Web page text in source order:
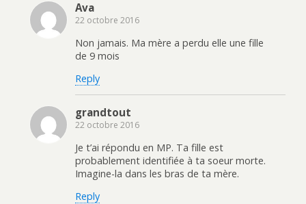
Ava
22 octobre 2016
Non jamais. Ma mère a perdu elle une fille
de 9 mois
Reply
grandtout
22 octobre 2016
Je t’ai répondu en MP. Ta fille est
probablement identifiée à ta soeur morte.
Imagine-la dans les bras de ta mère.
Reply